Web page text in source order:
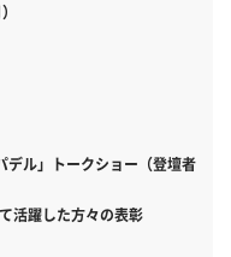
ル」トークショー（登壇者
活躍した方々の表彰